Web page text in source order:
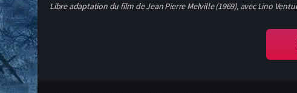
Libre adaptation du film de Jean Pierre Melville (1969), avec Lino